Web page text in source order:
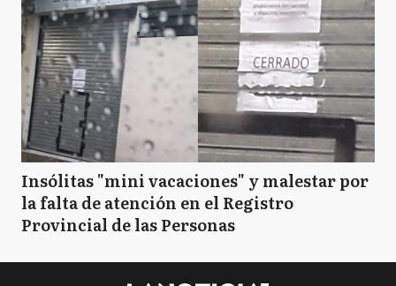
Insólitas "mini vacaciones" y malestar por
la falta de atención en el Registro
Provincial de las Personas